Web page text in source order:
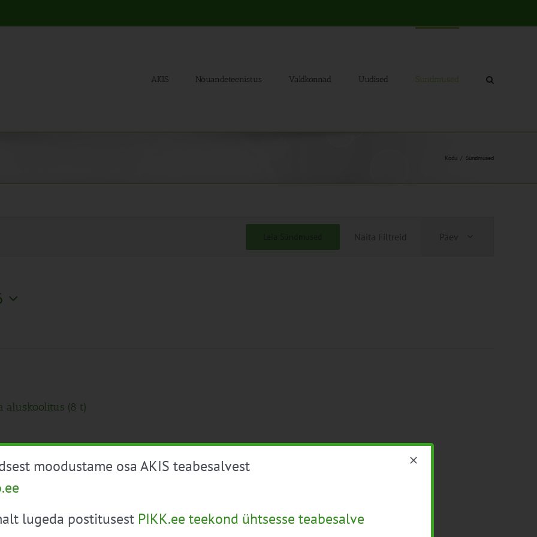
AKIS Nõuandeteenistus Valdkonnad Uudised Sündmused
Kodu Sündmused
Näita Filtreid
Views
Päev
aluskoolitus (8 t)
moodustame osa AKIS teabesalvest
lugeda postitusest PIKK.ee teekond ühtsesse teabesalve